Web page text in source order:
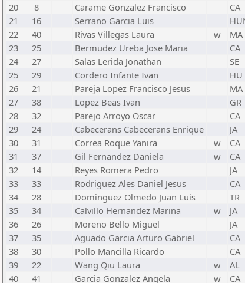
20
8 Carame Gonzalez Francisco CA
21
16 Serrano Garcia Luis
22
40 Rivas Villegas Laura w MA
23
25 Bermudez Ureba Jose Maria CA
24
27 Salas Lerida Jonathan SE
25
29 Cordero Infante Ivan HU
26
21 Pareja Lopez Francisco Jesus MA
27
38 Lopez Beas Ivan GR
28
32 Parejo Arroyo Oscar CA
29
24 Cabecerans Cabecerans Enrique JA
30
31 Correa Roque Yanira w CA
31
37 Gil Fernandez Daniela w CA
32
14 Reyes Romera Pedro JA
33
33 Rodriguez Ales Daniel Jesus CA
34
28 Dominguez Olmedo Juan Luis TR
35
34 Calvillo Hernandez Marina w JA
36
26 Moreno Bello Miguel JA
37
35 Aguado Garcia Arturo Gabriel CA
38
30 Pollo Mancilla Ricardo CA
39
22 Wang Qiu Laura w AL
40
41 Garcia Gonzalez Angela w CA